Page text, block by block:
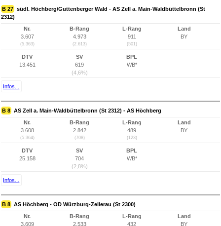
B 27 südl. Höchberg/Guttenberger Wald - AS Zell a. Main-Waldbüttelbronn (St
2312)
Nr.
3.607
(5.363)
B-Rang
4.973
(2.613)
L-Rang
911
(501)
Land
BY
DTV
13.451
SV
619
(4,6%)
BPL
WB*
Infos...
B 8 AS Zell a. Main-Waldbüttelbronn (St 2312) - AS Höchberg
Nr.
3.608
(5.364)
B-Rang
2.842
(708)
L-Rang
489
(123)
Land
BY
DTV
25.158
SV
704
(2,8%)
BPL
WB*
Infos...
B 8 AS Höchberg - OD Würzburg-Zellerau (St 2300)
Nr.
3.609
B-Rang
2.533
L-Rang
432
Land
BY